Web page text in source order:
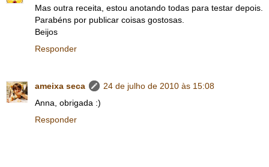
Mas outra receita, estou anotando todas para testar depois.
Parabéns por publicar coisas gostosas.
Beijos
Responder
ameixa seca
24 de julho de 2010 às 15:08
Anna, obrigada :)
Responder